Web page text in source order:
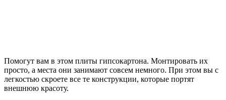
Помогут вам в этом плиты гипсокартона. Монтировать их
просто, а места они занимают совсем немного. При этом вы с
легкостью скроете все те конструкции, которые портят
внешнюю красоту.